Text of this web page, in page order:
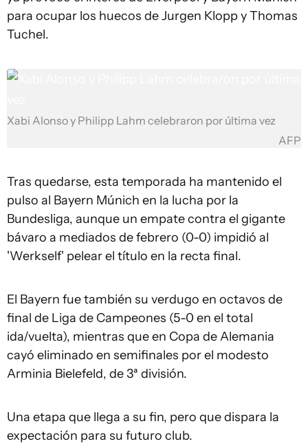
para ocupar los huecos de Jurgen Klopp y Thomas
Tuchel.
Xabi Alonso y Philipp Lahm celebraron por última vez
AFP
Tras quedarse, esta temporada ha mantenido el
pulso al Bayern Múnich en la lucha por la
Bundesliga, aunque un empate contra el gigante
bávaro a mediados de febrero (0-0) impidió al
'Werkself' pelear el título en la recta final.
El Bayern fue también su verdugo en octavos de
final de Liga de Campeones (5-0 en el total
ida/vuelta), mientras que en Copa de Alemania
cayó eliminado en semifinales por el modesto
Arminia Bielefeld, de 3ª división.
Una etapa que llega a su fin, pero que dispara la
expectación para su futuro club.